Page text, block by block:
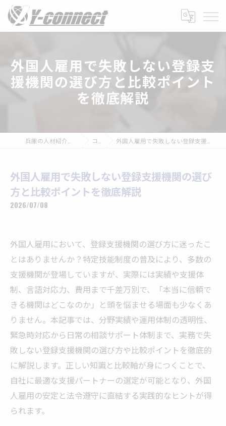
外国人雇用で失敗しない登録支
援機関の選び方と比較ポイント
を徹底解説
コラム 外国人雇用で失敗しない登録支援機関の選び方と比較ポイントを徹底解説
外国人雇用で失敗しない登録支援機関の選び
方と比較ポイントを徹底解説
2026/07/08
外国人雇用において、登録支援機関の選び方に迷ったこ
とはありませんか？特定技能制度の普及により、多数の
支援機関が登場していますが、実際には実績や支援体
制、言語対応力、費用まで千差万別で、「本当に信頼で
きる機関はどこなのか」と頭を悩ませる場面も少なくあ
りません。本記事では、分野実績や運用体制の透明性、
緊急時対応から日常の相談サポート体制まで、実務で失
敗しない登録支援機関の選び方や比較ポイントを徹底的
に解説します。正しい知識と比較軸が身につくことで、
自社に最適な支援パートナーの選定が可能となり、外国
人雇用の安定と法令遵守に直結する実践的なヒントが得
られます。